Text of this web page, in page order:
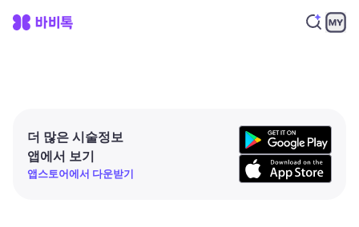
더 많은 시술정보
앱에서 보기
앱스토어에서 다운받기